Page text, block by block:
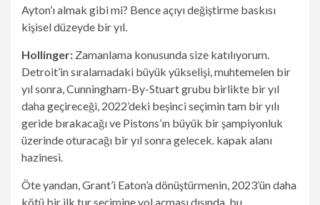
Ayton’ı almak gibi mi? Bence açıyı değiştirme baskısı
kişisel düzeyde bir yıl.
Hollinger: Zamanlama konusunda size katılıyorum.
Detroit’in sıralamadaki büyük yükselişi, muhtemelen bir
yıl sonra, Cunningham-By-Stuart grubu birlikte bir yıl
daha geçireceği, 2022’deki beşinci seçimin tam bir yılı
geride bırakacağı ve Pistons’ın büyük bir şampiyonluk
üzerinde oturacağı bir yıl sonra gelecek. kapak alanı
hazinesi.
Öte yandan, Grant’i Eaton’a dönüştürmenin, 2023’ün daha
kötü bir ilk tur seçimine yol açması dışında, bu